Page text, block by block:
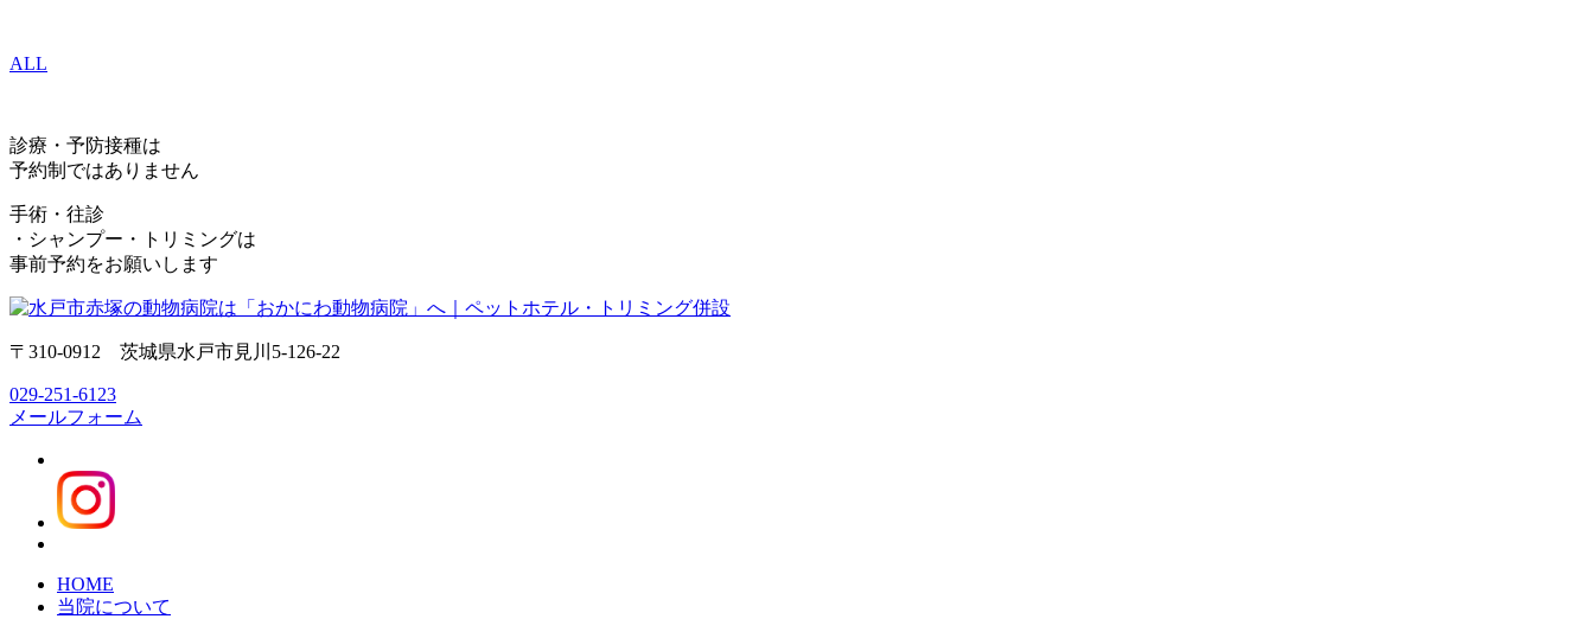
ALL
診療・予防接種は
予約制ではありません
手術・往診
・シャンプー・トリミングは
事前予約をお願いします
〒310-0912 茨城県水戸市見川5-126-22
029-251-6123
メールフォーム
HOME
当院について